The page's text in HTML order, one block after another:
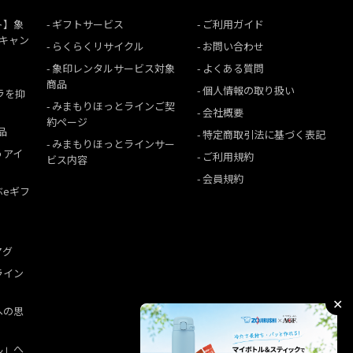
象
ャン
を抑
イ
ギフ
グ
ン
思
」へ
ギフトサービス
らくらくリサイクル
象印レンタルサービス対象
商品
みまもりほっとラインご契
約ページ
みまもりほっとラインサー
ビス内容
ご利用ガイド
お問い合わせ
よくある質問
個人情報の取り扱い
会社概要
特定商取引法に基づく表記
ご利用規約
会員規約
✕